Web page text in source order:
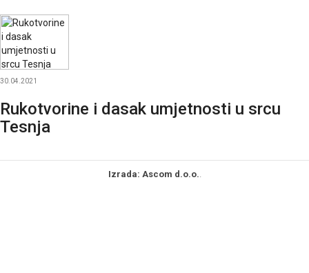
30.04.2021
Rukotvorine i dasak umjetnosti u srcu
Tesnja
Izrada: Ascom d.o.o..